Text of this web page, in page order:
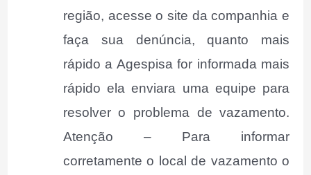
região, acesse o site da companhia e
faça sua denúncia, quanto mais
rápido a Agespisa for informada mais
rápido ela enviara uma equipe para
resolver o problema de vazamento.
Atenção – Para informar
corretamente o local de vazamento o